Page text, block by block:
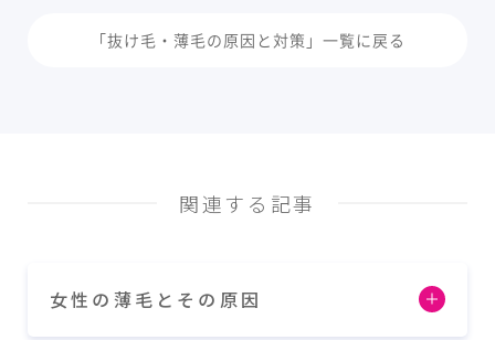
「抜け毛・薄毛の原因と対策」一覧に戻る
関連する記事
女性の薄毛とその原因